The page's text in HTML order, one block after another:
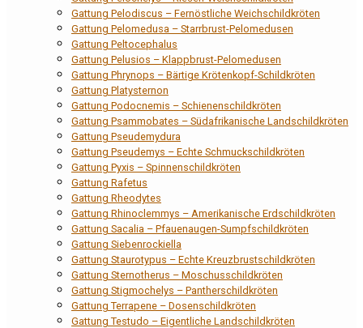
Gattung Pelodiscus – Fernöstliche Weichschildkröten
Gattung Pelomedusa – Starrbrust-Pelomedusen
Gattung Peltocephalus
Gattung Pelusios – Klappbrust-Pelomedusen
Gattung Phrynops – Bärtige Krötenkopf-Schildkröten
Gattung Platysternon
Gattung Podocnemis – Schienenschildkröten
Gattung Psammobates – Südafrikanische Landschildkröten
Gattung Pseudemydura
Gattung Pseudemys – Echte Schmuckschildkröten
Gattung Pyxis – Spinnenschildkröten
Gattung Rafetus
Gattung Rheodytes
Gattung Rhinoclemmys – Amerikanische Erdschildkröten
Gattung Sacalia – Pfauenaugen-Sumpfschildkröten
Gattung Siebenrockiella
Gattung Staurotypus – Echte Kreuzbrustschildkröten
Gattung Sternotherus – Moschusschildkröten
Gattung Stigmochelys – Pantherschildkröten
Gattung Terrapene – Dosenschildkröten
Gattung Testudo – Eigentliche Landschildkröten